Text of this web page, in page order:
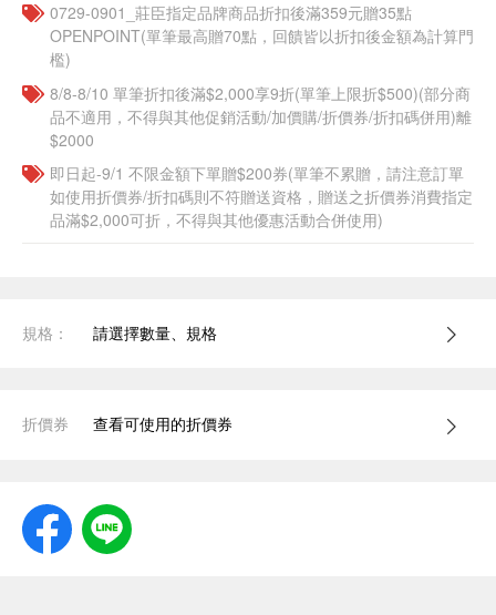
0729-0901_莊臣指定品牌商品折扣後滿359元贈35點
OPENPOINT(單筆最高贈70點，回饋皆以折扣後金額為計算門
檻)
8/8-8/10 單筆折扣後滿$2,000享9折(單筆上限折$500)(部分商
品不適用，不得與其他促銷活動/加價購/折價券/折扣碼併用)離
$2000
即日起-9/1 不限金額下單贈$200券(單筆不累贈，請注意訂單
如使用折價券/折扣碼則不符贈送資格，贈送之折價券消費指定
品滿$2,000可折，不得與其他優惠活動合併使用)
規格： 請選擇數量、規格
折價券 查看可使用的折價券